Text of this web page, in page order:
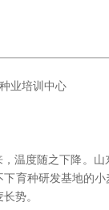
业培训中心
度随之下降。山
育种研发基地的
势。